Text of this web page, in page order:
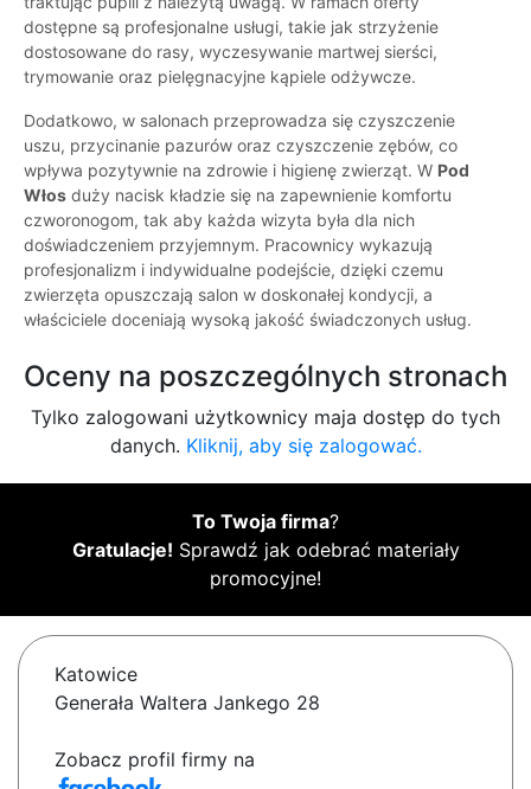
dostępne są profesjonalne usługi, takie jak strzyżenie
dostosowane do rasy, wyczesywanie martwej sierści,
trymowanie oraz pielęgnacyjne kąpiele odżywcze.
Dodatkowo, w salonach przeprowadza się czyszczenie
uszu, przycinanie pazurów oraz czyszczenie zębów, co
wpływa pozytywnie na zdrowie i higienę zwierząt. W Pod
Włos duży nacisk kładzie się na zapewnienie komfortu
czworonogom, tak aby każda wizyta była dla nich
doświadczeniem przyjemnym. Pracownicy wykazują
profesjonalizm i indywidualne podejście, dzięki czemu
zwierzęta opuszczają salon w doskonałej kondycji, a
właściciele doceniają wysoką jakość świadczonych usług.
Oceny na poszczególnych stronach
Tylko zalogowani użytkownicy maja dostęp do tych
danych. Kliknij, aby się zalogować.
To Twoja firma?
Gratulacje! Sprawdź jak odebrać materiały
promocyjne!
Katowice
Generała Waltera Jankego 28
Zobacz profil firmy na